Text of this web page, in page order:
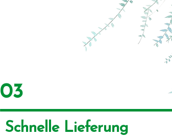
03
Schnelle Lieferung